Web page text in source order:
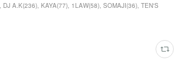
DJ A.K(236) KAYA(77) 1LAW(58) SOMAJI(36) TEN'S